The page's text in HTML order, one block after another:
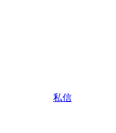
私信